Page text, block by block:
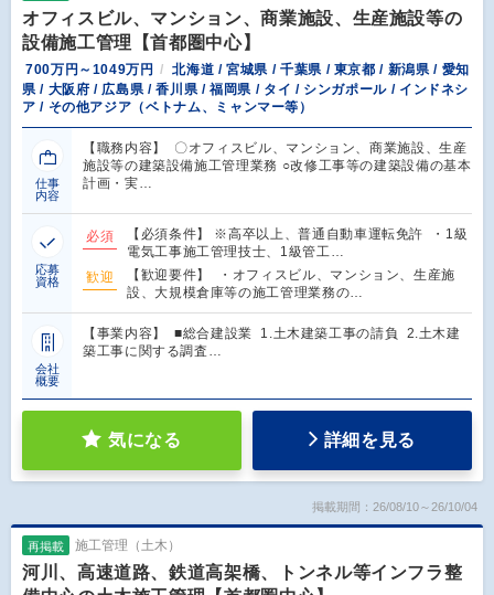
オフィスビル、マンション、商業施設、生産施設等の
設備施工管理【首都圏中心】
700万円～1049万円
北海道 / 宮城県 / 千葉県 / 東京都 / 新潟県 / 愛知
県 / 大阪府 / 広島県 / 香川県 / 福岡県 / タイ / シンガポール / インドネシ
ア / その他アジア（ベトナム、ミャンマー等）
仕事
内容
【職務内容】 〇オフィスビル、マンション、商業施設、生産
施設等の建築設備施工管理業務 ○改修工事等の建築設備の基本
計画・実…
応募
資格
必須
【必須条件】 ※高卒以上、普通自動車運転免許 ・1級
電気工事施工管理技士、1級管工…
歓迎
【歓迎要件】 ・オフィスビル、マンション、生産施
設、大規模倉庫等の施工管理業務の…
会社
概要
【事業内容】 ■総合建設業 1.土木建築工事の請負 2.土木建
築工事に関する調査…
気になる 詳細を見る
掲載期間：26/08/10～26/10/04
再掲載 施工管理（土木）
河川、高速道路、鉄道高架橋、トンネル等インフラ整